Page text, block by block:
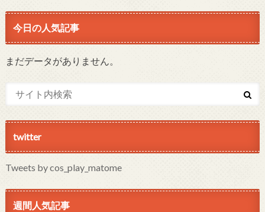
今日の人気記事
まだデータがありません。
twitter
Tweets by cos_play_matome
週間人気記事